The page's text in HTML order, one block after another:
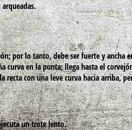
por lo tanto, debe ser fuerte y ancha
curva en la punta; llega hasta el
con una leve curva hacia arriba,
un trote lento.